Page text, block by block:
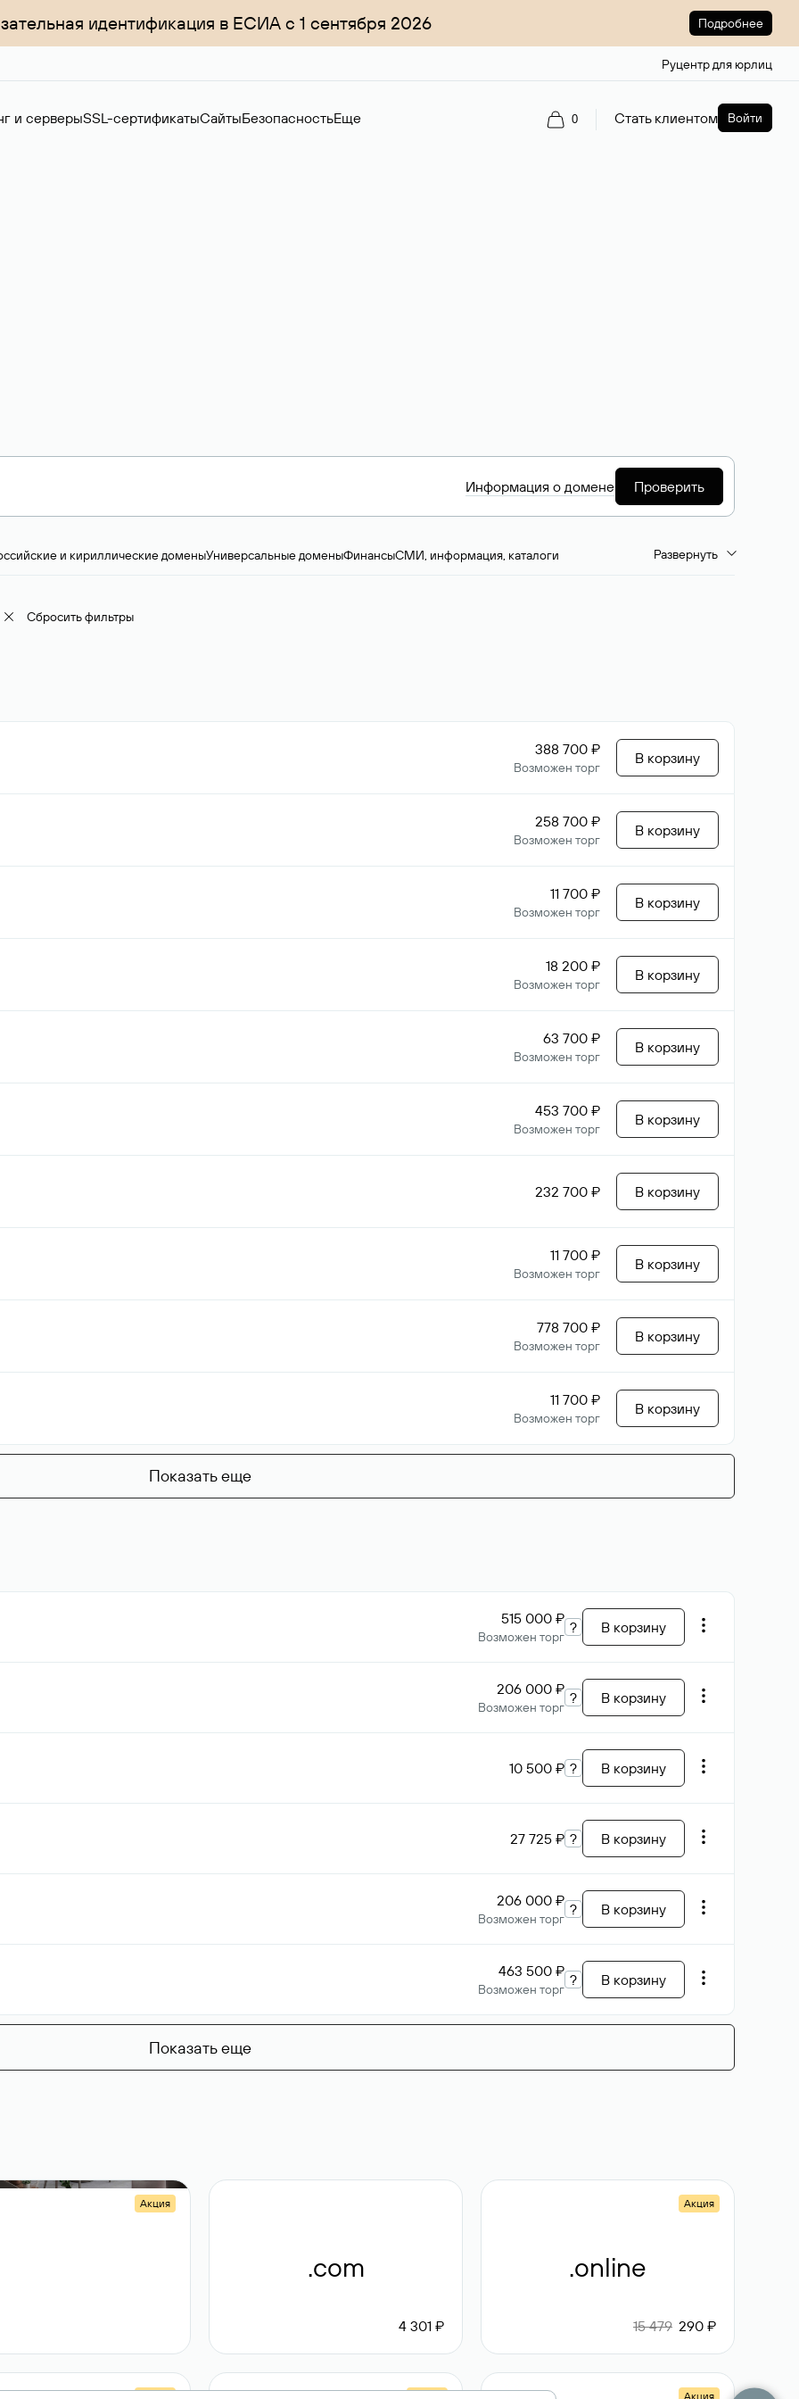
идентификация в ЕСИА с 1 сентября 2026 Подробнее
Руцентр для юрлиц
и серверыSSL-сертификатыСайтыБезопасностьЕще 0 Стать клиентом Войти
Информация о домене Проверить
и кириллические доменыУниверсальные доменыФинансыСМИ, информация, каталоги
Семья, хобби, интересы
Развернуть
Сбросить фильтры
388 700 ₽
Возможен торг
В корзину
258 700 ₽
Возможен торг
В корзину
11 700 ₽
Возможен торг
В корзину
18 200 ₽
Возможен торг
В корзину
63 700 ₽
Возможен торг
В корзину
453 700 ₽
Возможен торг
В корзину
232 700 ₽ В корзину
11 700 ₽
Возможен торг
В корзину
778 700 ₽
Возможен торг
В корзину
11 700 ₽
Возможен торг
В корзину
Показать еще
515 000 ₽
Возможен торг
? В корзину
206 000 ₽
Возможен торг
? В корзину
10 500 ₽ ? В корзину
27 725 ₽ ? В корзину
206 000 ₽
Возможен торг
? В корзину
463 500 ₽
Возможен торг
? В корзину
Показать еще
Акция
.com
4 301 ₽
Акция
.online
15 479 290 ₽
Акция